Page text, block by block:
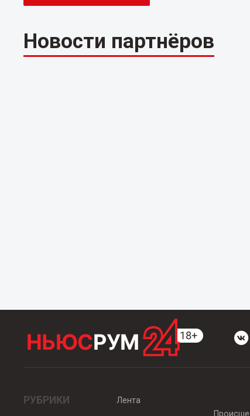
Новости партнёров
РУБРИКИ
Лента